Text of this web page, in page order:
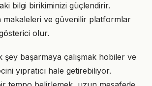
bilgi birikiminizi güçlendirir.
makaleleri ve güvenilir platformlar
olur.
şey başarmaya çalışmak hobiler ve
yıpratıcı hale getirebiliyor.